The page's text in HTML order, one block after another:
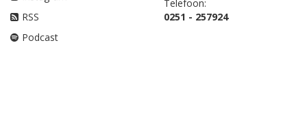
RSS
Podcast
Telefoon:
0251 - 257924